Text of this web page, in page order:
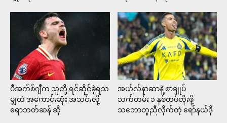
ပီအက်စ်ဂျီက သူတို့ ရင်ဆိုင်ခဲ့ရသ
မျှထဲ အကောင်းဆုံး အသင်းလို့
ရောဘတ်ဆန် ဆို
အယ်လ်နာဆာနဲ့ စာချုပ်
သက်တမ်း ၁ နှစ်ထပ်တိုးဖို့
သဘောတူညီလိုက်တဲ့ ရော်နယ်ဒို